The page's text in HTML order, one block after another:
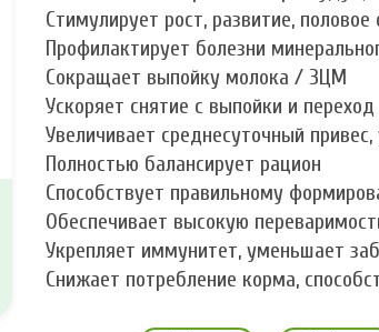
Стимулирует рост, развитие, половое
Профилактирует болезни
Сокращает выпойку молока / ЗЦМ
Ускоряет снятие с выпойки и
Увеличивает среднесуточный
Полностью балансирует рацион
Способствует правильному
Обеспечивает высокую
Укрепляет иммунитет, уменьшает
Снижает потребление корма,